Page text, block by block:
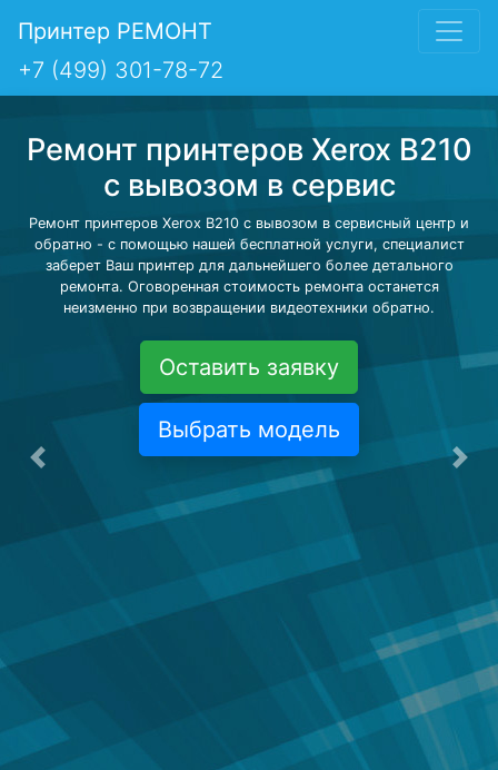
Принтер РЕМОНТ
+7 (499) 301-78-72
Ремонт принтеров Xerox B210
с вывозом в сервис
Ремонт принтеров Xerox B210 с вывозом в сервисный центр и
обратно - с помощью нашей бесплатной услуги, специалист
заберет Ваш принтер для дальнейшего более детального
ремонта. Оговоренная стоимость ремонта останется
неизменно при возвращении видеотехники обратно.
Оставить заявку
Выбрать модель
Предыдущая